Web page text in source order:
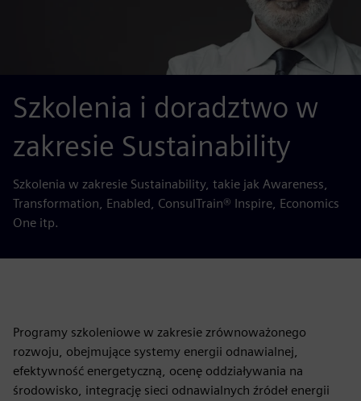
Szkolenia i doradztwo w
zakresie Sustainability
Szkolenia w zakresie Sustainability, takie jak Awareness,
Transformation, Enabled, ConsulTrain® Inspire, Economics
One itp.
Programy szkoleniowe w zakresie zrównoważonego
rozwoju, obejmujące systemy energii odnawialnej,
efektywność energetyczną, ocenę oddziaływania na
środowisko, integrację sieci odnawialnych źródeł energii